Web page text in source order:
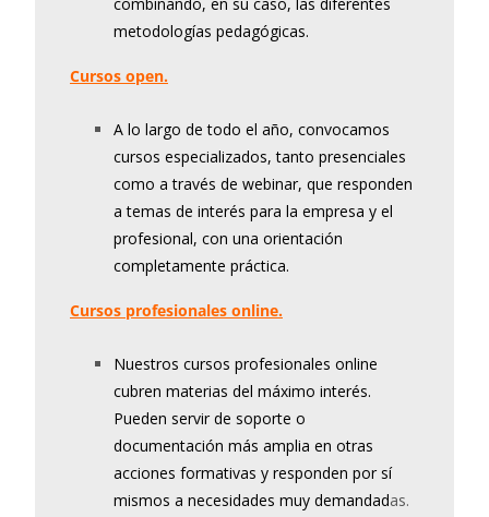
metodologías pedagógicas.
Cursos open.
A lo largo de todo el año, convocamos
cursos especializados, tanto presenciales
como a través de webinar, que responden
a temas de interés para la empresa y el
profesional, con una orientación
completamente práctica.
Cursos profesionales online.
Nuestros cursos profesionales online
cubren materias del máximo interés.
Pueden servir de soporte o
documentación más amplia en otras
acciones formativas y responden por sí
mismos a necesidades muy demandadas.